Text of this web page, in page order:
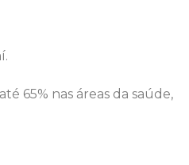
65% nas áreas da saúde,